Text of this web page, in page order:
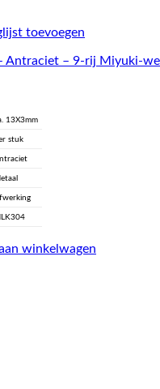
toevoegen
Antraciet – 9-rij Miyuki-
13X3mm
stuk
winkelwagen